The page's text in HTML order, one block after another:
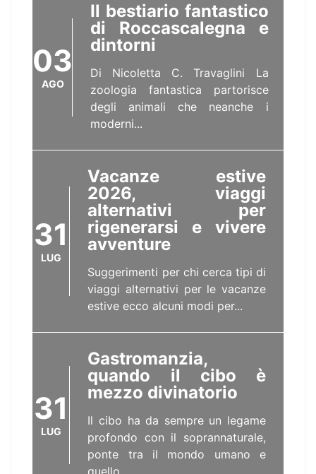
03
AGO
Il bestiario fantastico
di Roccascalegna e
dintorni
Di Nicoletta C. Travaglini La
zoologia fantastica partorisce
degli animali che neanche i
moderni...
31
LUG
Vacanze estive
2026, viaggi
alternativi per
rigenerarsi e vivere
avventure
Suggerimenti per chi cerca tipi di
viaggi alternativi per le vacanze
estive ecco alcuni modi per...
31
LUG
Gastromanzia,
quando il cibo è
mezzo divinatorio
Il cibo ha da sempre un legame
profondo con il soprannaturale,
ponte tra il mondo umano e
quello...